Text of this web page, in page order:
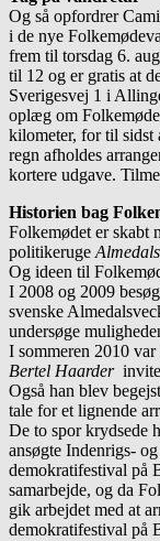
Og så opfordrer
i de nye
frem til torsdag 6.
til 12 og er gratis at
Sverigesvej 1 i
oplæg om
kilometer, for til
regn afholdes
kortere udgave.
Historien bag
Folkemødet er skabt
politikeruge
Og ideen til
I 2008 og 2009
svenske
undersøge
I sommeren 2010
Bertel Haarder
Også han blev
tale for et lignende
De to spor krydsede
ansøgte Indenrigs-
demokratifestival på
samarbejde, og da
gik arbejdet med at
demokratifestival på